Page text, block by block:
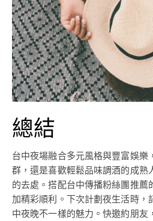
總結
台中夜場融合多元風格與豐富娛樂
群，還是喜歡輕鬆品味調酒的成熟
的去處。搭配台中傳播粉絲團推薦
加精彩順利。下次計劃夜生活時，
中夜晚不一樣的魅力。快邀約朋友